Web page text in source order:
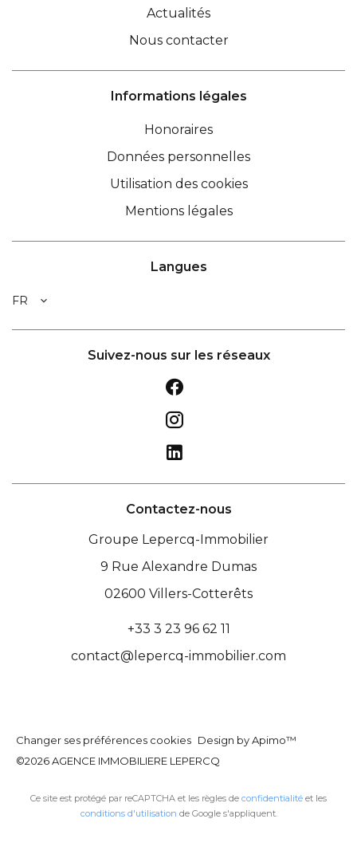
Actualités
Nous contacter
Informations légales
Honoraires
Données personnelles
Utilisation des cookies
Mentions légales
Langues
FR
Suivez-nous sur les réseaux
Contactez-nous
Groupe Lepercq-Immobilier
9 Rue Alexandre Dumas
02600 Villers-Cotterêts
+33 3 23 96 62 11
contact@lepercq-immobilier.com
Changer ses préférences cookies Design byApimo™
©2026 AGENCE IMMOBILIERE LEPERCQ
Ce site est protégé par reCAPTCHA et les règles de confidentialité et les
conditions d'utilisation de Google s'appliquent.